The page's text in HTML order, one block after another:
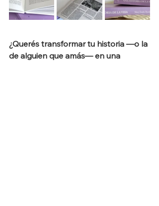
¿Querés transformar tu historia —o la
de alguien que amás— en una